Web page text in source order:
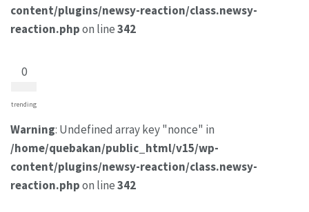
content/plugins/newsy-reaction/class.newsy-
reaction.phpon line342
0
trending
Warning: Undefined array key "nonce" in
/home/quebakan/public_html/v15/wp-
content/plugins/newsy-reaction/class.newsy-
reaction.phpon line342